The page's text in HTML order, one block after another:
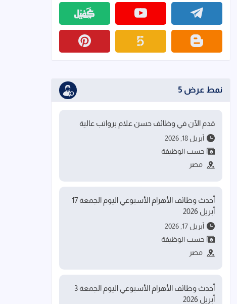
نمط عرض 5
قدم الآن في وظائف حسن علام برواتب عالية
أبريل 18, 2026
حسب الوظيفة
مصر
أحدث وظائف الأهرام الأسبوعي اليوم الجمعة 17
أبريل 2026
أبريل 17, 2026
حسب الوظيفة
مصر
أحدث وظائف الأهرام الأسبوعي اليوم الجمعة 3
أبريل 2026